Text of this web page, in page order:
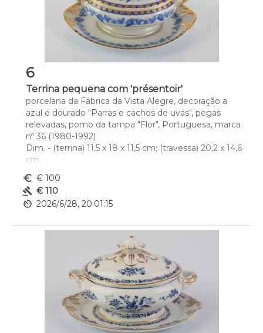
6
Terrina pequena com 'présentoir'
porcelana da Fábrica da Vista Alegre, decoração a
azul e dourado "Parras e cachos de uvas", pegas
relevadas, pomo da tampa "Flor", Portuguesa, marca
nº 36 (1980-1992)
Dim. - (terrina) 11,5 x 18 x 11,5 cm; (travessa) 20,2 x 14,6
cm
euro_symbol € 100
gavel € 110
av_timer 2026/6/28, 20:01:15